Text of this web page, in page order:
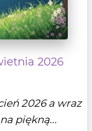
2026
2026 a wraz
piękną...